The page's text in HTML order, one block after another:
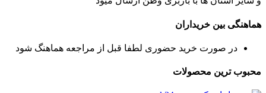
هماهنگی بین خریداران
در صورت خرید حضوری لطفا قبل از مراجعه هماهنگ شود
محبوب ترین محصولات